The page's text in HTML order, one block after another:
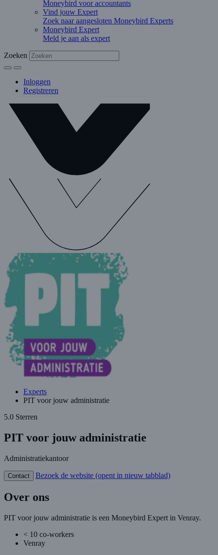
Moneybird voor accountants
Vind jouw Expert
Zoek naar aangesloten Moneybird Experts
Moneybird Expert
Meld je aan als expert
Zoeken
Inloggen
Registreren
Experts
PIT voor jouw administratie
5.0 Sterren
PIT voor jouw administratie
Administratiekantoor
Contact Bezoek de website (opent in nieuw tabblad)
Over ons
PIT voor jouw administratie is een Moneybird Expert in Venray.
< 10 co-workers
Venray